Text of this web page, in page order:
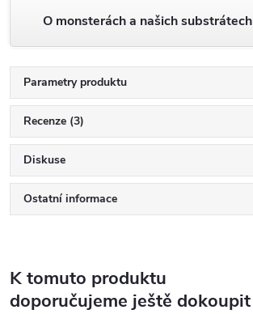
O monsterách a našich substrátech
Parametry produktu
Recenze (3)
Diskuse
Ostatní informace
K tomuto produktu
doporučujeme ještě dokoupit